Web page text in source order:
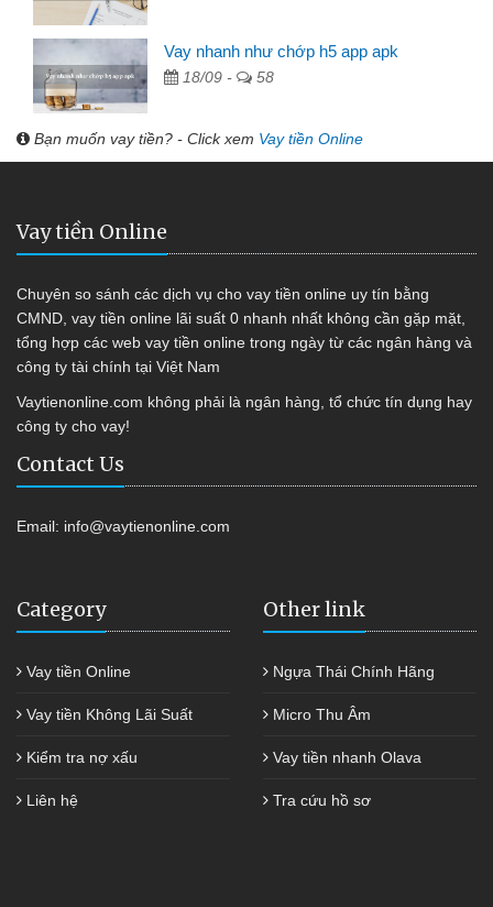
Vay nhanh như chớp h5 app apk
18/09 - 58
Bạn muốn vay tiền? - Click xem Vay tiền Online
Vay tiền Online
Chuyên so sánh các dịch vụ cho vay tiền online uy tín bằng
CMND, vay tiền online lãi suất 0 nhanh nhất không cần gặp mặt,
tổng hợp các web vay tiền online trong ngày từ các ngân hàng và
công ty tài chính tại Việt Nam
Vaytienonline.com không phải là ngân hàng, tổ chức tín dụng hay
công ty cho vay!
Contact Us
Email: info@vaytienonline.com
Category
Vay tiền Online
Vay tiền Không Lãi Suất
Kiểm tra nợ xấu
Liên hệ
Other link
Ngựa Thái Chính Hãng
Micro Thu Âm
Vay tiền nhanh Olava
Tra cứu hồ sơ